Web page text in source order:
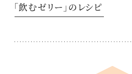
「飲むゼリー」のレシピ